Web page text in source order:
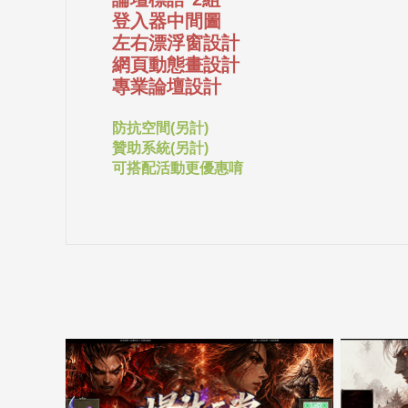
登入器中間圖
左右漂浮窗設計
網頁動態畫設計
專業論壇設計
防抗空間(另計)
贊助系統(另計)
可搭配活動更優惠唷